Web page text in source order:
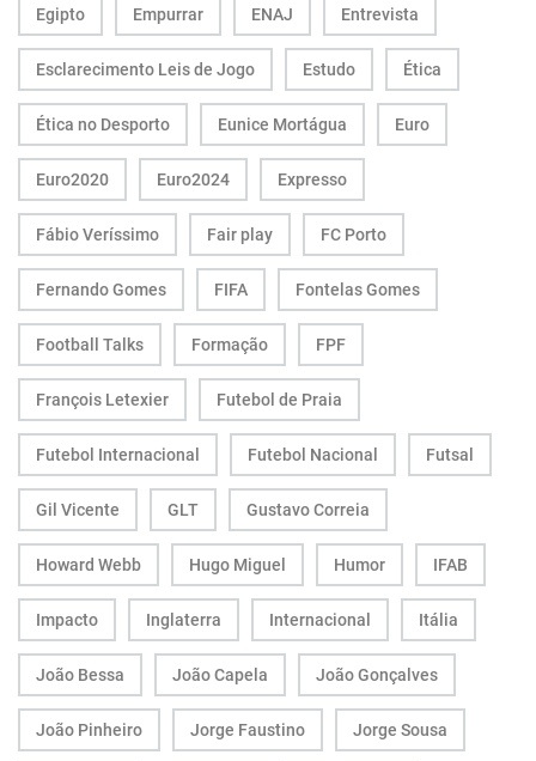
Egipto Empurrar ENAJ Entrevista
Esclarecimento Leis de Jogo Estudo Ética
Ética no Desporto Eunice Mortágua Euro
Euro2020 Euro2024 Expresso
Fábio Veríssimo Fair play FC Porto
Fernando Gomes FIFA Fontelas Gomes
Football Talks Formação FPF
François Letexier Futebol de Praia
Futebol Internacional Futebol Nacional Futsal
Gil Vicente GLT Gustavo Correia
Howard Webb Hugo Miguel Humor IFAB
Impacto Inglaterra Internacional Itália
João Bessa João Capela João Gonçalves
João Pinheiro Jorge Faustino Jorge Sousa